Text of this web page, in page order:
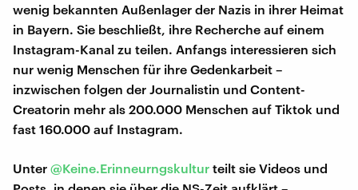
wenig bekannten Außenlager der Nazis in ihrer Heimat
in Bayern. Sie beschließt, ihre Recherche auf einem
Instagram-Kanal zu teilen. Anfangs interessieren sich
nur wenig Menschen für ihre Gedenkarbeit –
inzwischen folgen der Journalistin und Content-
Creatorin mehr als 200.000 Menschen auf Tiktok und
fast 160.000 auf Instagram.
Unter @Keine.Erinneurngskultur teilt sie Videos und